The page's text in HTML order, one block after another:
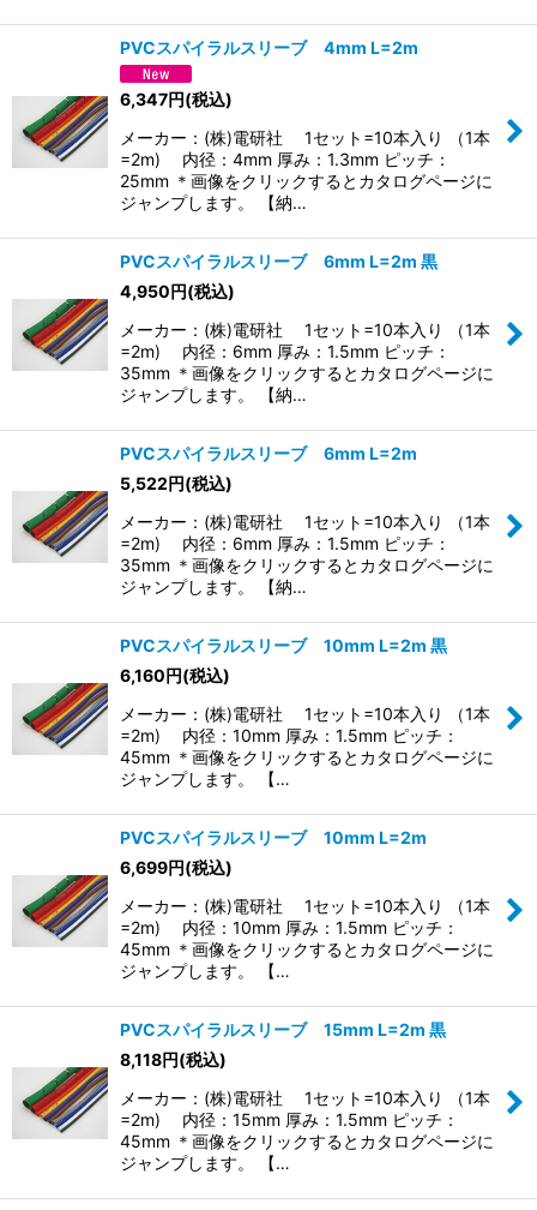
PVCスパイラルスリーブ 4mm L=2m
6,347円(税込)
メーカー：(株)電研社 1セット=10本入り （1本
=2m) 内径：4mm 厚み：1.3mm ピッチ：
25mm ＊画像をクリックするとカタログページに
ジャンプします。 【納…
PVCスパイラルスリーブ 6mm L=2m 黒
4,950円(税込)
メーカー：(株)電研社 1セット=10本入り （1本
=2m) 内径：6mm 厚み：1.5mm ピッチ：
35mm ＊画像をクリックするとカタログページに
ジャンプします。 【納…
PVCスパイラルスリーブ 6mm L=2m
5,522円(税込)
メーカー：(株)電研社 1セット=10本入り （1本
=2m) 内径：6mm 厚み：1.5mm ピッチ：
35mm ＊画像をクリックするとカタログページに
ジャンプします。 【納…
PVCスパイラルスリーブ 10mm L=2m 黒
6,160円(税込)
メーカー：(株)電研社 1セット=10本入り （1本
=2m) 内径：10mm 厚み：1.5mm ピッチ：
45mm ＊画像をクリックするとカタログページに
ジャンプします。 【…
PVCスパイラルスリーブ 10mm L=2m
6,699円(税込)
メーカー：(株)電研社 1セット=10本入り （1本
=2m) 内径：10mm 厚み：1.5mm ピッチ：
45mm ＊画像をクリックするとカタログページに
ジャンプします。 【…
PVCスパイラルスリーブ 15mm L=2m 黒
8,118円(税込)
メーカー：(株)電研社 1セット=10本入り （1本
=2m) 内径：15mm 厚み：1.5mm ピッチ：
45mm ＊画像をクリックするとカタログページに
ジャンプします。 【…